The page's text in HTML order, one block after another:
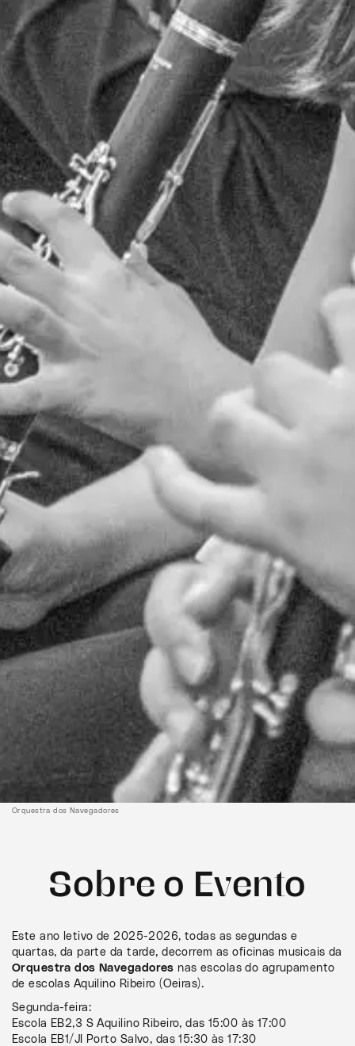
Orquestra dos Navegadores
Sobre o Evento
Este ano letivo de 2025-2026, todas as segundas e
quartas, da parte da tarde, decorrem as oficinas musicais da
Orquestra dos Navegadores nas escolas do agrupamento
de escolas Aquilino Ribeiro (Oeiras).
Segunda-feira:
Escola EB2,3 S Aquilino Ribeiro, das 15:00 às 17:00
Escola EB1/JI Porto Salvo, das 15:30 às 17:30